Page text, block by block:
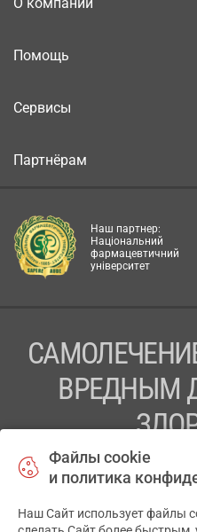
Помощь
Сервисы
Партнёрам
Наш партнер:
Національний
фармацевтичний
університет
ВРЕДНЫМ
ПЕРЕД
ТОВ «АПТЕКА
Файлы cookie
и политика
Наш Сайт использует файлы